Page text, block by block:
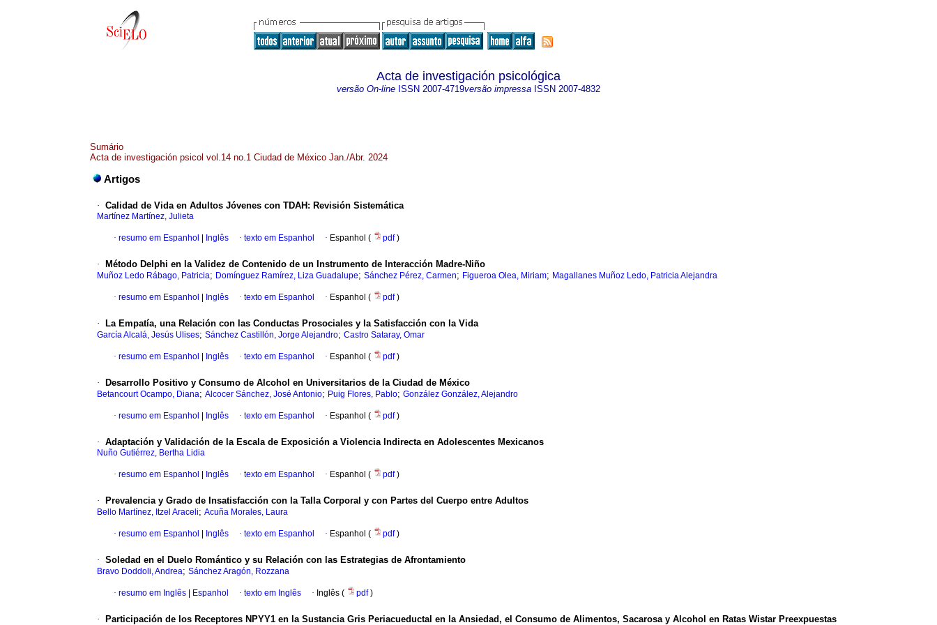
Acta de investigación psicológica
versão On-line ISSN 2007-4719versão impressa ISSN 2007-4832
Sumário
Acta de investigación psicol vol.14 no.1 Ciudad de México Jan./Abr. 2024
Artigos
· Calidad de Vida en Adultos Jóvenes con TDAH: Revisión Sistemática
Martínez Martínez, Julieta
· resumo em Espanhol Inglês · texto em Espanhol · Espanhol ( pdf)
· Método Delphi en la Validez de Contenido de un Instrumento de Interacción Madre-Niño
Muñoz Ledo Rábago, Patricia; Domínguez Ramírez, Liza Guadalupe; Sánchez Pérez, Carmen; Figueroa Olea, Miriam; Magallanes Muñoz Ledo, Patricia Alejandra
· resumo em Espanhol Inglês · texto em Espanhol · Espanhol ( pdf)
· La Empatía, una Relación con las Conductas Prosociales y la Satisfacción con la Vida
García Alcalá, Jesús Ulises; Sánchez Castillón, Jorge Alejandro; Castro Sataray, Omar
· resumo em Espanhol Inglês · texto em Espanhol · Espanhol ( pdf)
· Desarrollo Positivo y Consumo de Alcohol en Universitarios de la Ciudad de México
Betancourt Ocampo, Diana; Alcocer Sánchez, José Antonio; Puig Flores, Pablo; González González, Alejandro
· resumo em Espanhol Inglês · texto em Espanhol · Espanhol ( pdf)
· Adaptación y Validación de la Escala de Exposición a Violencia Indirecta en Adolescentes Mexicanos
Nuño Gutiérrez, Bertha Lidia
· resumo em Espanhol Inglês · texto em Espanhol · Espanhol ( pdf)
· Prevalencia y Grado de Insatisfacción con la Talla Corporal y con Partes del Cuerpo entre Adultos
Bello Martínez, Itzel Araceli; Acuña Morales, Laura
· resumo em Espanhol Inglês · texto em Espanhol · Espanhol ( pdf)
· Soledad en el Duelo Romántico y su Relación con las Estrategias de Afrontamiento
Bravo Doddoli, Andrea; Sánchez Aragón, Rozzana
· resumo em Inglês Espanhol · texto em Inglês · Inglês ( pdf)
· Participación de los Receptores NPYY1 en la Sustancia Gris Periacueductal en la Ansiedad, el Consumo de Alimentos, Sacarosa y Alcohol en Ratas Wistar Preexpuestas